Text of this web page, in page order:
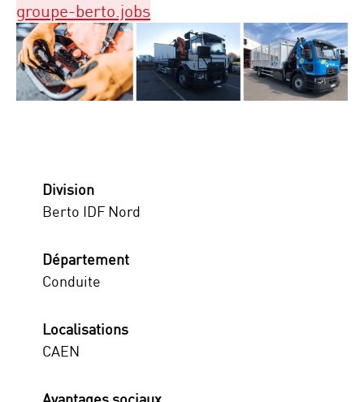
groupe-berto.jobs
Division
Berto IDF Nord
Département
Conduite
Localisations
CAEN